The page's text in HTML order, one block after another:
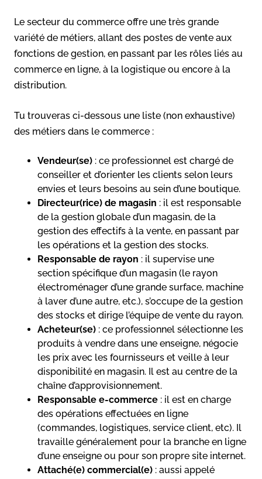
Le secteur du commerce offre une très grande
variété de métiers, allant des postes de vente aux
fonctions de gestion, en passant par les rôles liés au
commerce en ligne, à la logistique ou encore à la
distribution.
Tu trouveras ci-dessous une liste (non exhaustive)
des métiers dans le commerce :
Vendeur(se) : ce professionnel est chargé de
conseiller et d’orienter les clients selon leurs
envies et leurs besoins au sein d’une boutique.
Directeur(rice) de magasin : il est responsable
de la gestion globale d’un magasin, de la
gestion des effectifs à la vente, en passant par
les opérations et la gestion des stocks.
Responsable de rayon : il supervise une
section spécifique d’un magasin (le rayon
électroménager d’une grande surface, machine
à laver d’une autre, etc.), s’occupe de la gestion
des stocks et dirige l’équipe de vente du rayon.
Acheteur(se) : ce professionnel sélectionne les
produits à vendre dans une enseigne, négocie
les prix avec les fournisseurs et veille à leur
disponibilité en magasin. Il est au centre de la
chaîne d’approvisionnement.
Responsable e-commerce : il est en charge
des opérations effectuées en ligne
(commandes, logistiques, service client, etc). Il
travaille généralement pour la branche en ligne
d’une enseigne ou pour son propre site internet.
Attaché(e) commercial(e) : aussi appelé